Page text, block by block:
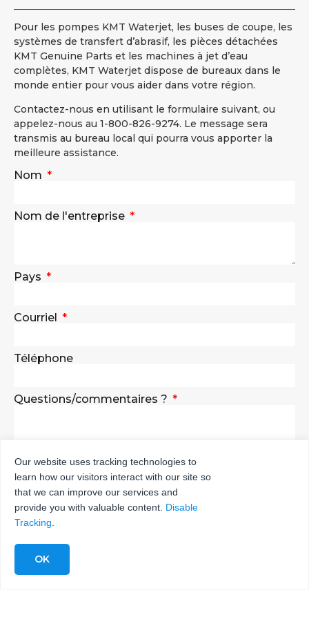
Pour les pompes KMT Waterjet, les buses de coupe, les
systèmes de transfert d’abrasif, les pièces détachées
KMT Genuine Parts et les machines à jet d’eau
complètes, KMT Waterjet dispose de bureaux dans le
monde entier pour vous aider dans votre région.
Contactez-nous en utilisant le formulaire suivant, ou
appelez-nous au 1-800-826-9274. Le message sera
transmis au bureau local qui pourra vous apporter la
meilleure assistance.
Nom
Nom de l'entreprise
Pays
Courriel
Téléphone
Questions/commentaires ?
ENVOYER
Our website uses tracking technologies to
learn how our visitors interact with our site so
that we can improve our services and
provide you with valuable content. Disable
Tracking